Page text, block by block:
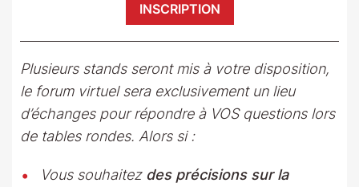
INSCRIPTION
Plusieurs stands seront mis à votre disposition,
le forum virtuel sera exclusivement un lieu
d’échanges pour répondre à VOS questions lors
de tables rondes. Alors si :
Vous souhaitezdes précisions sur la